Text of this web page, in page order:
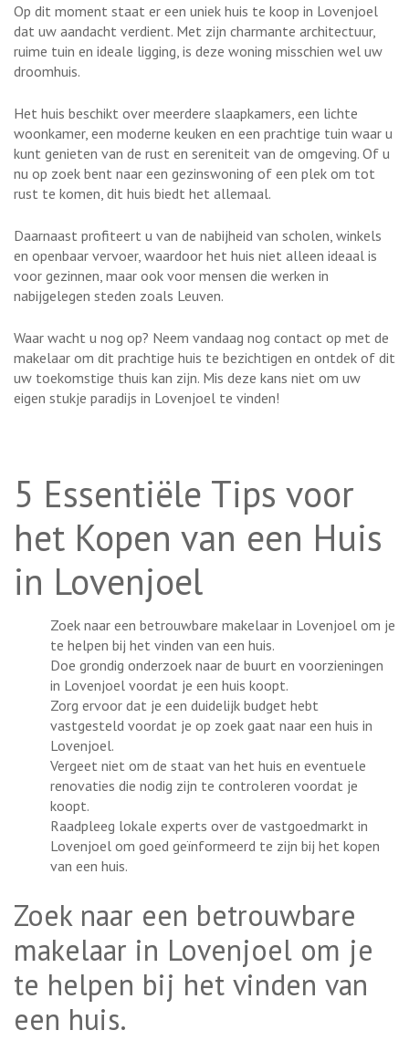
Op dit moment staat er een uniek huis te koop in Lovenjoel
dat uw aandacht verdient. Met zijn charmante architectuur,
ruime tuin en ideale ligging, is deze woning misschien wel uw
droomhuis.
Het huis beschikt over meerdere slaapkamers, een lichte
woonkamer, een moderne keuken en een prachtige tuin waar u
kunt genieten van de rust en sereniteit van de omgeving. Of u
nu op zoek bent naar een gezinswoning of een plek om tot
rust te komen, dit huis biedt het allemaal.
Daarnaast profiteert u van de nabijheid van scholen, winkels
en openbaar vervoer, waardoor het huis niet alleen ideaal is
voor gezinnen, maar ook voor mensen die werken in
nabijgelegen steden zoals Leuven.
Waar wacht u nog op? Neem vandaag nog contact op met de
makelaar om dit prachtige huis te bezichtigen en ontdek of dit
uw toekomstige thuis kan zijn. Mis deze kans niet om uw
eigen stukje paradijs in Lovenjoel te vinden!
5 Essentiële Tips voor
het Kopen van een Huis
in Lovenjoel
Zoek naar een betrouwbare makelaar in Lovenjoel om je
te helpen bij het vinden van een huis.
Doe grondig onderzoek naar de buurt en voorzieningen
in Lovenjoel voordat je een huis koopt.
Zorg ervoor dat je een duidelijk budget hebt
vastgesteld voordat je op zoek gaat naar een huis in
Lovenjoel.
Vergeet niet om de staat van het huis en eventuele
renovaties die nodig zijn te controleren voordat je
koopt.
Raadpleeg lokale experts over de vastgoedmarkt in
Lovenjoel om goed geïnformeerd te zijn bij het kopen
van een huis.
Zoek naar een betrouwbare
makelaar in Lovenjoel om je
te helpen bij het vinden van
een huis.